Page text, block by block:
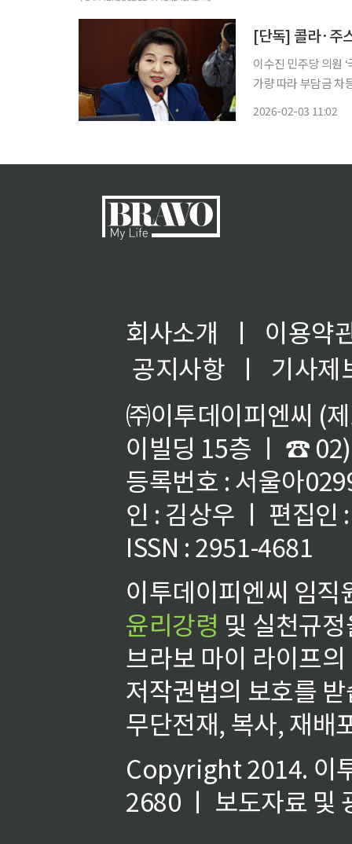
[단독] 콜라·주
이수진 민주당 의원
가량 따라 부담금 차
2026-02-03 11:02
회사소개 ㅣ
이용약
공지사항
ㅣ
기사제
㈜이투데이피엔씨 (
이빌딩 15층 ㅣ ☎
등록번호 : 서울아
인 : 김상우 ㅣ 편집인
ISSN : 2951-4681
이투데이피엔씨 임
윤리강령 및 실천규
브라보 마이 라이프
저작권법의 보호를
무단전재, 복사, 재배
Copyright 2014. 이
2680 ㅣ 보도자료